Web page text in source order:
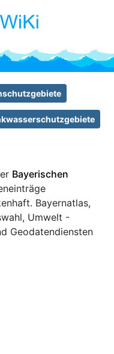
Bayerischen
Bayernatlas,
Umwelt -
Geodatendiensten